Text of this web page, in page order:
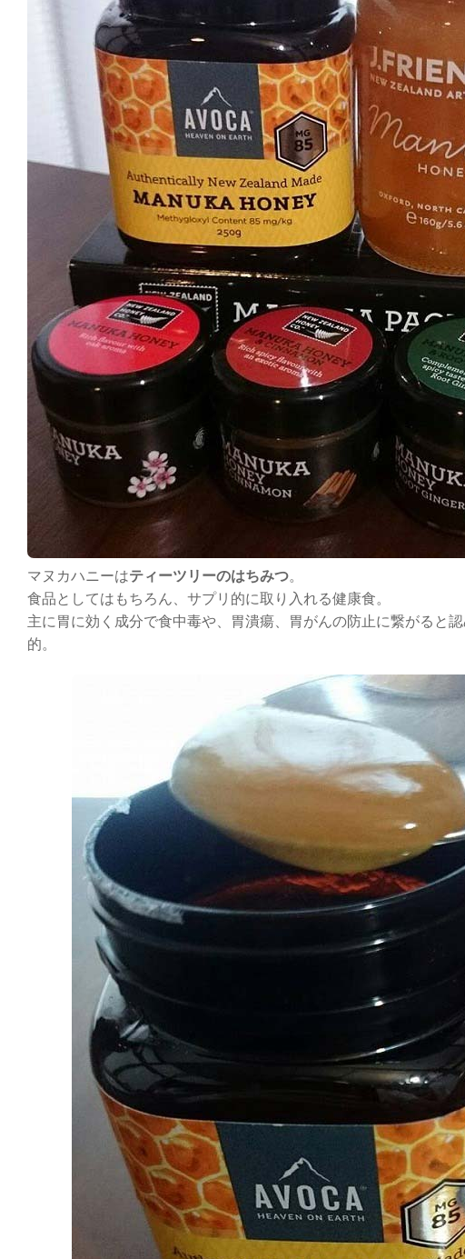
マヌカハニーはティーツリーのはちみつ。
食品としてはもちろん、サプリ的に取り入れる健康食。
主に胃に効く成分で食中毒や、胃潰瘍、胃がんの防止に繋がると
的。